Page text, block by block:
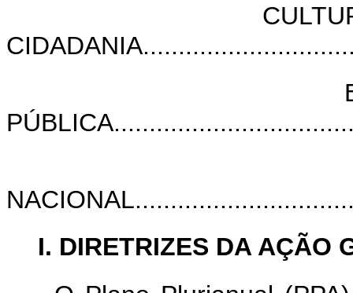
I. DIRETRIZES DA AÇÃO